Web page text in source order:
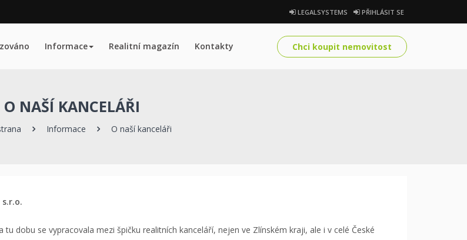
LEGALSYSTEMS PŘIHLÁSIT SE
Informace Realitní magazín Kontakty Chci koupit nemovitost
O NAŠÍ KANCELÁŘI
Informace O naší kanceláři
dobu se vypracovala mezi špičku realitních kanceláří, nejen ve Zlínském kraji, ale i v celé České